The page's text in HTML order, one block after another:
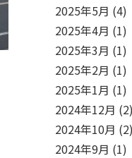
2025年5月 (4)
2025年4月 (1)
2025年3月 (1)
2025年2月 (1)
2025年1月 (1)
2024年12月 (2)
2024年10月 (2)
2024年9月 (1)